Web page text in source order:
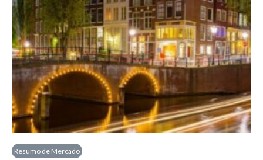
Resumo de Mercado